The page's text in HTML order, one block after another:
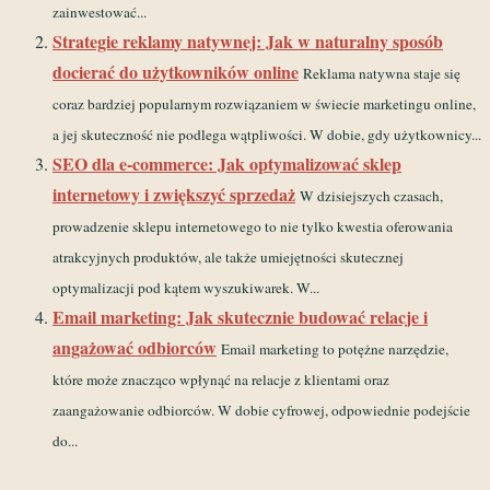
zainwestować...
Strategie reklamy natywnej: Jak w naturalny sposób
docierać do użytkowników online Reklama natywna staje się
coraz bardziej popularnym rozwiązaniem w świecie marketingu online,
a jej skuteczność nie podlega wątpliwości. W dobie, gdy użytkownicy...
SEO dla e-commerce: Jak optymalizować sklep
internetowy i zwiększyć sprzedaż W dzisiejszych czasach,
prowadzenie sklepu internetowego to nie tylko kwestia oferowania
atrakcyjnych produktów, ale także umiejętności skutecznej
optymalizacji pod kątem wyszukiwarek. W...
Email marketing: Jak skutecznie budować relacje i
angażować odbiorców Email marketing to potężne narzędzie,
które może znacząco wpłynąć na relacje z klientami oraz
zaangażowanie odbiorców. W dobie cyfrowej, odpowiednie podejście
do...